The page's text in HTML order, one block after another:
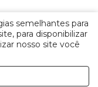
semelhantes para
para disponibilizar
nosso site você